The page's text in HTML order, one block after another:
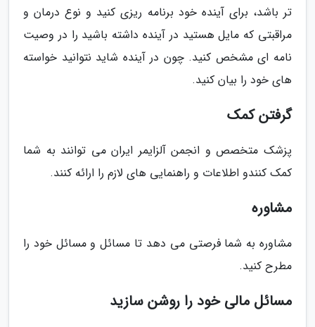
تر باشد، برای آینده خود برنامه ریزی کنید و نوع درمان و
مراقبتی که مایل هستید در آینده داشته باشید را در وصیت
نامه ای مشخص کنید. چون در آینده شاید نتوانید خواسته
های خود را بیان کنید.
گرفتن کمک
پزشک متخصص و انجمن آلزایمر ایران می توانند به شما
کمک کنندو اطلاعات و راهنمایی های لازم را ارائه کنند.
مشاوره
مشاوره به شما فرصتی می دهد تا مسائل و مسائل خود را
مطرح کنید.
مسائل مالی خود را روشن سازید